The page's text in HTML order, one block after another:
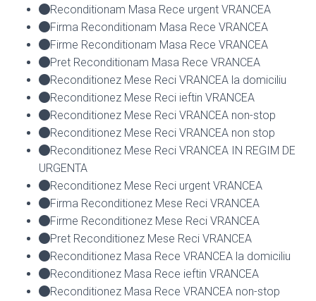
Reconditionam Masa Rece urgent VRANCEA
Firma Reconditionam Masa Rece VRANCEA
Firme Reconditionam Masa Rece VRANCEA
Pret Reconditionam Masa Rece VRANCEA
Reconditionez Mese Reci VRANCEA la domiciliu
Reconditionez Mese Reci ieftin VRANCEA
Reconditionez Mese Reci VRANCEA non-stop
Reconditionez Mese Reci VRANCEA non stop
Reconditionez Mese Reci VRANCEA IN REGIM DE
URGENTA
Reconditionez Mese Reci urgent VRANCEA
Firma Reconditionez Mese Reci VRANCEA
Firme Reconditionez Mese Reci VRANCEA
Pret Reconditionez Mese Reci VRANCEA
Reconditionez Masa Rece VRANCEA la domiciliu
Reconditionez Masa Rece ieftin VRANCEA
Reconditionez Masa Rece VRANCEA non-stop